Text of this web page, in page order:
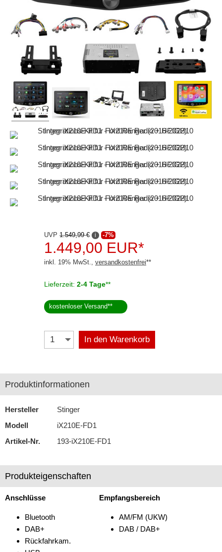
Audison
Blaupunkt
Dietz
Dynavin
ESX
Ground Zero
Hertz
Kenwood
Pioneer
Navigationssysteme
Subwoofer
Zubehör
UVP 1.549,99 € i -7%
1.449,00 EUR*
inkl. 19% MwSt., versandkostenfrei**
Lieferzeit: 2-4 Tage**
kostenloser Versand**
In den Warenkorb
Produktinformationen
Hersteller
Stinger
Modell
iX210E-FD1
Artikel-Nr.
193-iX210E-FD1
Produkteigenschaften
Anschlüsse
Bluetooth
DAB+
Rückfahrkam.
Empfangsbereich
AM/FM (UKW)
DAB / DAB+